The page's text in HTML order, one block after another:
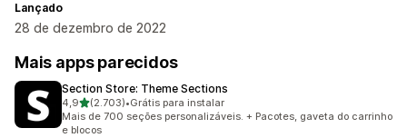
Lançado
28 de dezembro de 2022
Mais apps parecidos
Section Store: Theme Sections
4,9de 5 estrelas
(2.703)
2703 avaliações ao todo
•Grátis para instalar
Mais de 700 seções personalizáveis. + Pacotes, gaveta do carrinho
e blocos